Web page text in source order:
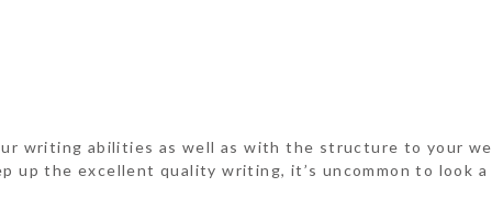
writing abilities as well as with the structure to your
up the excellent quality writing, it’s uncommon to look